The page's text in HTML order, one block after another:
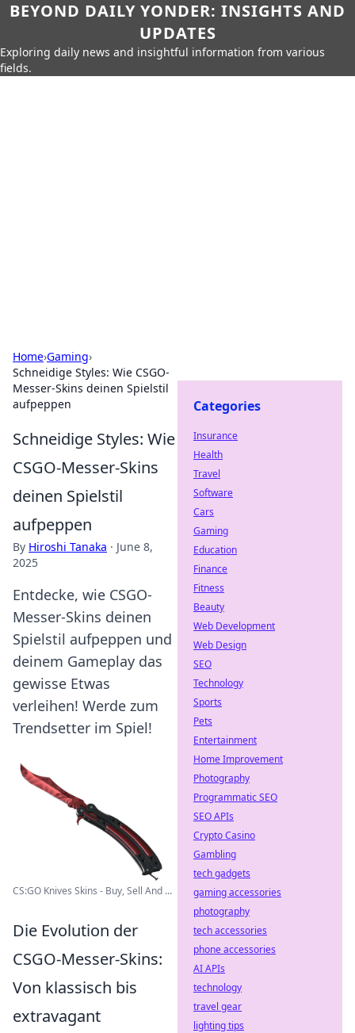
BEYOND DAILY YONDER: INSIGHTS AND
UPDATES
Exploring daily news and insightful information from various
fields.
Home›Gaming›
Schneidige Styles: Wie CSGO-
Messer-Skins deinen Spielstil
aufpeppen
Schneidige Styles: Wie
CSGO-Messer-Skins
deinen Spielstil
aufpeppen
By Hiroshi Tanaka · June 8,
2025
Entdecke, wie CSGO-
Messer-Skins deinen
Spielstil aufpeppen und
deinem Gameplay das
gewisse Etwas
verleihen! Werde zum
Trendsetter im Spiel!
CS:GO Knives Skins - Buy, Sell And ...
Die Evolution der
CSGO-Messer-Skins:
Von klassisch bis
extravagant
Categories
Insurance
Health
Travel
Software
Cars
Gaming
Education
Finance
Fitness
Beauty
Web Development
Web Design
SEO
Technology
Sports
Pets
Entertainment
Home Improvement
Photography
Programmatic SEO
SEO APIs
Crypto Casino
Gambling
tech gadgets
gaming accessories
photography
tech accessories
phone accessories
AI APIs
technology
travel gear
lighting tips